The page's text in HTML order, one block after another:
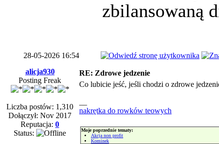
zbilansowaną
28-05-2026 16:54
alicja930
Posting Freak
Liczba postów: 1,310
Dołączył: Nov 2017
Reputacja: 0
Status:
RE: Zdrowe jedzenie
Co lubicie jeść, jeśli chodzi o zdrowe
nakrętka do rowków teowych
Moje poprzednie tematy:
Akcja non profit
Kominek